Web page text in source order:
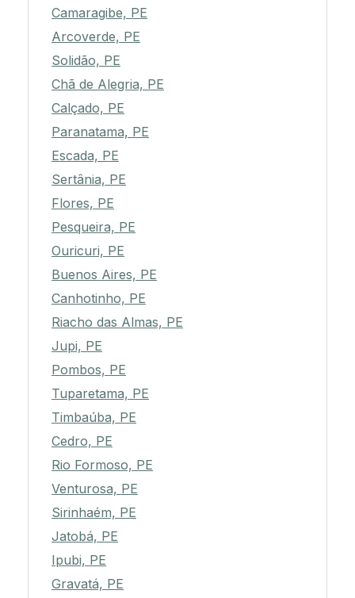
Camaragibe, PE
Arcoverde, PE
Solidão, PE
Chã de Alegria, PE
Calçado, PE
Paranatama, PE
Escada, PE
Sertânia, PE
Flores, PE
Pesqueira, PE
Ouricuri, PE
Buenos Aires, PE
Canhotinho, PE
Riacho das Almas, PE
Jupi, PE
Pombos, PE
Tuparetama, PE
Timbaúba, PE
Cedro, PE
Rio Formoso, PE
Venturosa, PE
Sirinhaém, PE
Jatobá, PE
Ipubi, PE
Gravatá, PE